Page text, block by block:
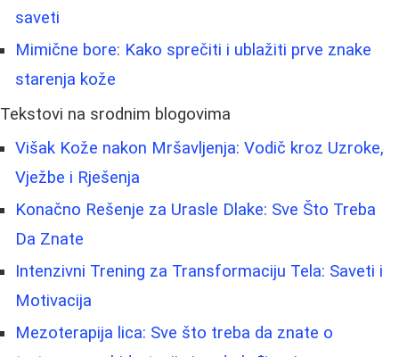
saveti
Mimične bore: Kako sprečiti i ublažiti prve znake
starenja kože
Tekstovi na srodnim blogovima
Višak Kože nakon Mršavljenja: Vodič kroz Uzroke,
Vježbe i Rješenja
Konačno Rešenje za Urasle Dlake: Sve Što Treba
Da Znate
Intenzivni Trening za Transformaciju Tela: Saveti i
Motivacija
Mezoterapija lica: Sve što treba da znate o